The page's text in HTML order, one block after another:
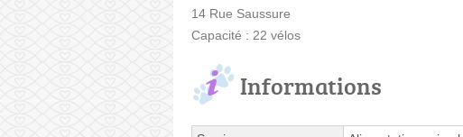
14 Rue Saussure
Capacité : 22 vélos
Informations